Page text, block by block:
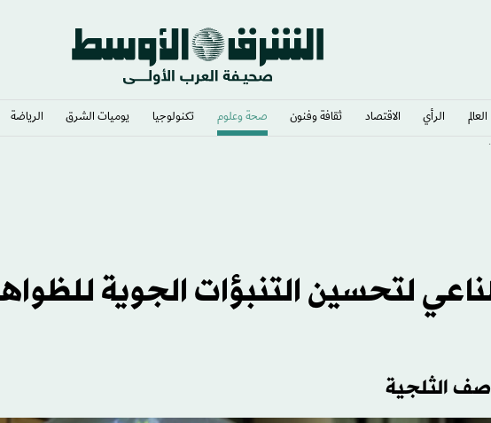
العالم الرأي الاقتصاد ثقافة وفنون صحة وعلوم تكنولوجيا يوميات الشرق​ الرياضة
لتحسين التنبؤات الجوية
الثلجية